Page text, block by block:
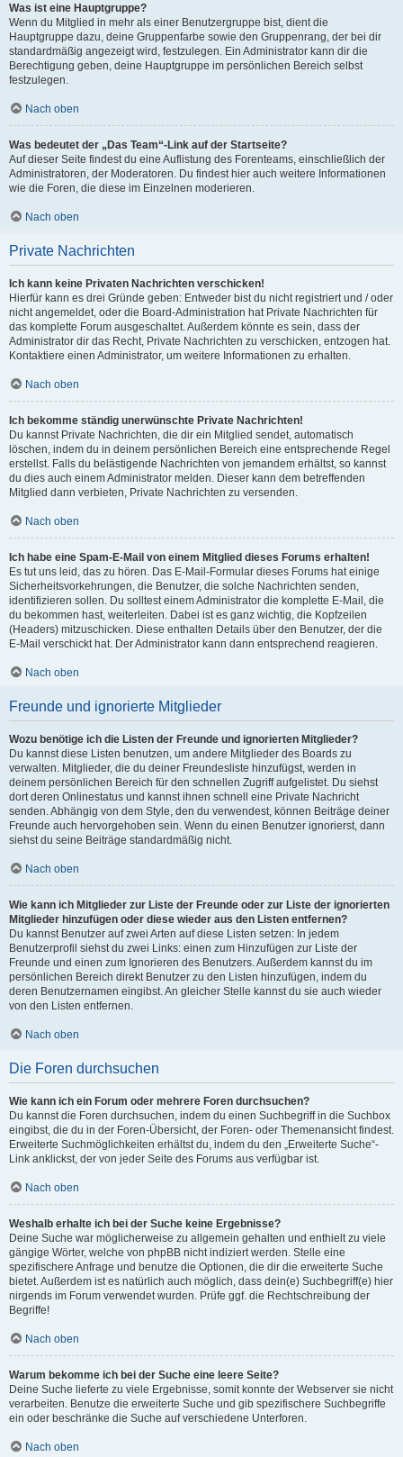
Was ist eine Hauptgruppe?
Wenn du Mitglied in mehr als einer Benutzergruppe bist, dient die
Hauptgruppe dazu, deine Gruppenfarbe sowie den Gruppenrang, der bei dir
standardmäßig angezeigt wird, festzulegen. Ein Administrator kann dir die
Berechtigung geben, deine Hauptgruppe im persönlichen Bereich selbst
festzulegen.
Nach oben
Was bedeutet der „Das Team“-Link auf der Startseite?
Auf dieser Seite findest du eine Auflistung des Forenteams, einschließlich der
Administratoren, der Moderatoren. Du findest hier auch weitere Informationen
wie die Foren, die diese im Einzelnen moderieren.
Nach oben
Private Nachrichten
Ich kann keine Privaten Nachrichten verschicken!
Hierfür kann es drei Gründe geben: Entweder bist du nicht registriert und / oder
nicht angemeldet, oder die Board-Administration hat Private Nachrichten für
das komplette Forum ausgeschaltet. Außerdem könnte es sein, dass der
Administrator dir das Recht, Private Nachrichten zu verschicken, entzogen hat.
Kontaktiere einen Administrator, um weitere Informationen zu erhalten.
Nach oben
Ich bekomme ständig unerwünschte Private Nachrichten!
Du kannst Private Nachrichten, die dir ein Mitglied sendet, automatisch
löschen, indem du in deinem persönlichen Bereich eine entsprechende Regel
erstellst. Falls du belästigende Nachrichten von jemandem erhältst, so kannst
du dies auch einem Administrator melden. Dieser kann dem betreffenden
Mitglied dann verbieten, Private Nachrichten zu versenden.
Nach oben
Ich habe eine Spam-E-Mail von einem Mitglied dieses Forums erhalten!
Es tut uns leid, das zu hören. Das E-Mail-Formular dieses Forums hat einige
Sicherheitsvorkehrungen, die Benutzer, die solche Nachrichten senden,
identifizieren sollen. Du solltest einem Administrator die komplette E-Mail, die
du bekommen hast, weiterleiten. Dabei ist es ganz wichtig, die Kopfzeilen
(Headers) mitzuschicken. Diese enthalten Details über den Benutzer, der die
E-Mail verschickt hat. Der Administrator kann dann entsprechend reagieren.
Nach oben
Freunde und ignorierte Mitglieder
Wozu benötige ich die Listen der Freunde und ignorierten Mitglieder?
Du kannst diese Listen benutzen, um andere Mitglieder des Boards zu
verwalten. Mitglieder, die du deiner Freundesliste hinzufügst, werden in
deinem persönlichen Bereich für den schnellen Zugriff aufgelistet. Du siehst
dort deren Onlinestatus und kannst ihnen schnell eine Private Nachricht
senden. Abhängig von dem Style, den du verwendest, können Beiträge deiner
Freunde auch hervorgehoben sein. Wenn du einen Benutzer ignorierst, dann
siehst du seine Beiträge standardmäßig nicht.
Nach oben
Wie kann ich Mitglieder zur Liste der Freunde oder zur Liste der ignorierten
Mitglieder hinzufügen oder diese wieder aus den Listen entfernen?
Du kannst Benutzer auf zwei Arten auf diese Listen setzen: In jedem
Benutzerprofil siehst du zwei Links: einen zum Hinzufügen zur Liste der
Freunde und einen zum Ignorieren des Benutzers. Außerdem kannst du im
persönlichen Bereich direkt Benutzer zu den Listen hinzufügen, indem du
deren Benutzernamen eingibst. An gleicher Stelle kannst du sie auch wieder
von den Listen entfernen.
Nach oben
Die Foren durchsuchen
Wie kann ich ein Forum oder mehrere Foren durchsuchen?
Du kannst die Foren durchsuchen, indem du einen Suchbegriff in die Suchbox
eingibst, die du in der Foren-Übersicht, der Foren- oder Themenansicht findest.
Erweiterte Suchmöglichkeiten erhältst du, indem du den „Erweiterte Suche“-
Link anklickst, der von jeder Seite des Forums aus verfügbar ist.
Nach oben
Weshalb erhalte ich bei der Suche keine Ergebnisse?
Deine Suche war möglicherweise zu allgemein gehalten und enthielt zu viele
gängige Wörter, welche von phpBB nicht indiziert werden. Stelle eine
spezifischere Anfrage und benutze die Optionen, die dir die erweiterte Suche
bietet. Außerdem ist es natürlich auch möglich, dass dein(e) Suchbegriff(e) hier
nirgends im Forum verwendet wurden. Prüfe ggf. die Rechtschreibung der
Begriffe!
Nach oben
Warum bekomme ich bei der Suche eine leere Seite?
Deine Suche lieferte zu viele Ergebnisse, somit konnte der Webserver sie nicht
verarbeiten. Benutze die erweiterte Suche und gib spezifischere Suchbegriffe
ein oder beschränke die Suche auf verschiedene Unterforen.
Nach oben